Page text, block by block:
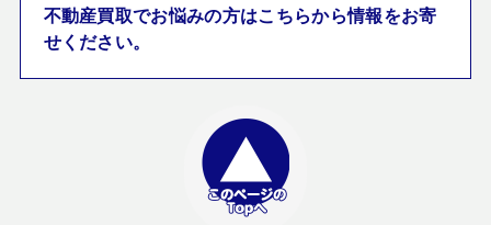
不動産買取でお悩みの方はこちらから情報をお寄
せください。